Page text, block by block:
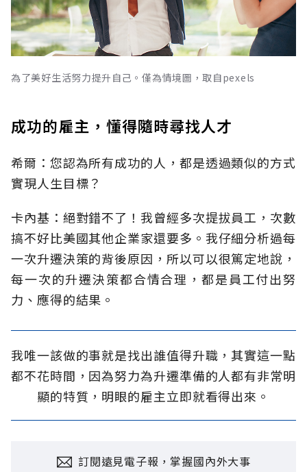
為了美好生活努力提升自己。僅為情境圖，取自pexels
成功的雇主，懂得隨時尋找人才
希爾：您認為所有成功的人，都是透過類似的方式
實現人生目標？
卡內基：絕對錯不了！我曾經多次提拔員工，次數
搞不好比美國其他企業家還要多。我仔細分析過每
一次升遷決策的背後原因，所以可以很篤定地說，
每一次的升遷決策都合情合理，都是員工付出努
力、應得的結果。
我唯一該做的事就是找出誰值得升職，其實這一點
都不花時間，因為努力為升遷準備的人都有非常明
顯的特質，明眼的雇主立即就看得出來。
訂閱遠見電子報，掌握國內外大事